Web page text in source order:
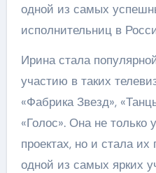
одной из самых
исполнительниц в
Ирина стала
участию в таких
«Фабрика Звезд»,
«Голос». Она не только
проектах, но и стала
одной из самых ярких